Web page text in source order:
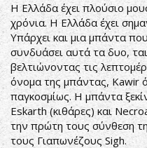
Η Ελλάδα έχει πλούσιο
χρόνια. Η Ελλάδα έχει
Υπάρχει και μια μπάντα
συνδυάσει αυτά τα δυο,
βελτιώνοντας τις
όνομα της μπάντας, Kawir
παγκοσμίως. Η μπάντα
Eskarth (κιθάρες) και
την πρώτη τους σύνθεση
τους Γιαπωνέζους Sigh.